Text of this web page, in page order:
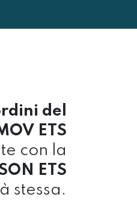
del
ETS
con la
ETS
stessa.